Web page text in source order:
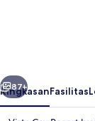
at
Universal
Berikutnya
87+
RingkasanFasilitas